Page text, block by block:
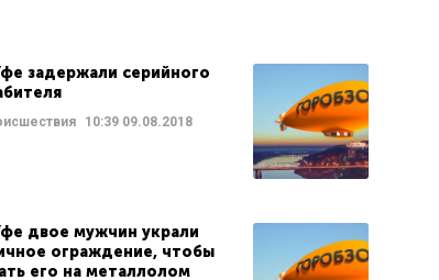
задержали серийного
10:3909.08.2018
двое мужчин украли
ограждение, чтобы
его на металлолом